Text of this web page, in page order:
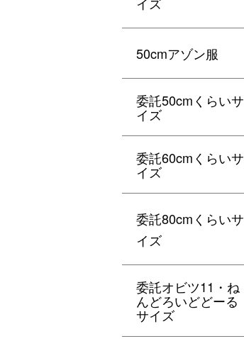
50cmアゾン服
委託50cmくらいサ
イズ
委託60cmくらいサ
イズ
委託80cmくらいサ
イズ
委託オビツ11・ね
んどろいどどーる
サイズ